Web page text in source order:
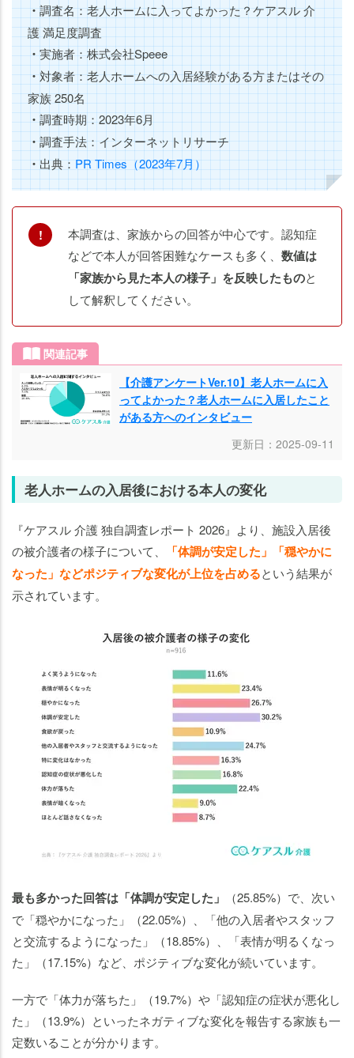
・調査名：老人ホームに入ってよかった？ケアスル 介
護 満足度調査
・実施者：株式会社Speee
・対象者：老人ホームへの入居経験がある方またはその
家族 250名
・調査時期：2023年6月
・調査手法：インターネットリサーチ
・出典：PR Times（2023年7月）
本調査は、家族からの回答が中心です。認知症
などで本人が回答困難なケースも多く、 数値は
「家族から見た本人の様子」を反映したものと
して解釈してください。
関連記事
【介護アンケートVer.10】老人ホームに入
ってよかった？老人ホームに入居したこと
がある方へのインタビュー
更新日：2025-09-11
老人ホームの入居後における本人の変化
『ケアスル 介護 独自調査レポート 2026』より、施設入居後
の被介護者の様子について、
「体調が安定した」「穏やかに
なった」などポジティブな変化が上位を占めるという結果が
示されています。
最も多かった回答は「体調が安定した」
（25.85%）で、次い
で「穏やかになった」（22.05%）、「他の入居者やスタッフ
と交流するようになった」（18.85%）、「表情が明るくなっ
た」（17.15%）など、ポジティブな変化が続いています。
一方で「体力が落ちた」（19.7%）や「認知症の症状が悪化し
た」（13.9%）といったネガティブな変化を報告する家族も一
定数いることが分かります。